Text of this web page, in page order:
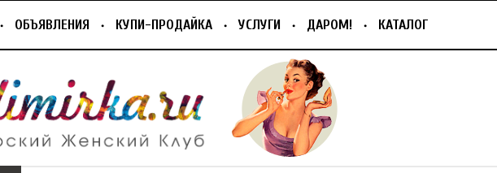
ОБЪЯВЛЕНИЯ КУПИ-ПРОДАЙКА УСЛУГИ ДАРОМ! КАТАЛОГ